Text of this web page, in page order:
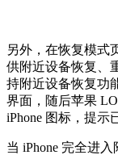
另外，在恢复模式
供附近设备恢复、
持附近设备恢复功
界面，随后苹果
iPhone 图标，提示
当 iPhone 完全进